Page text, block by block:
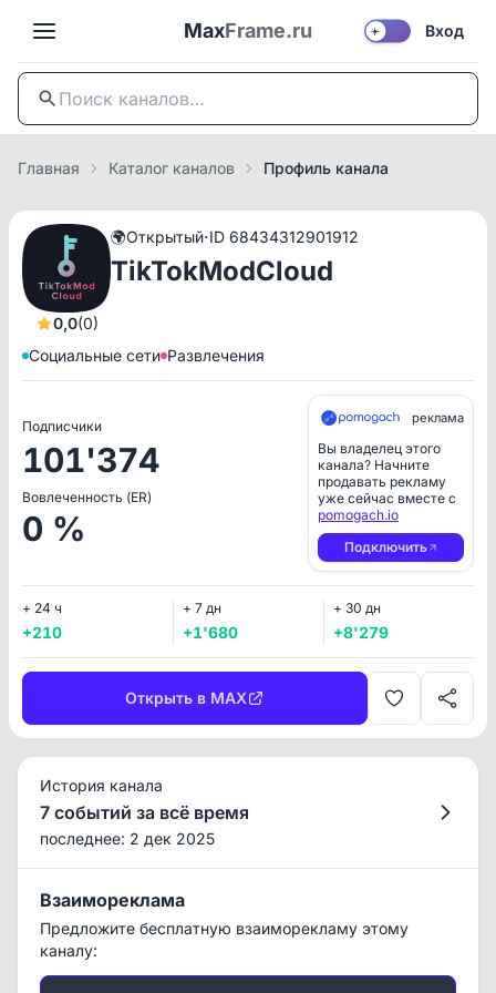
MaxFrame.ru ☀️ Вход
Главная Каталог каналов Профиль канала
0,0(0)
🌍Открытый·ID 68434312901912
TikTokModCloud
Социальные сети Развлечения
Подписчики
101'374
Вовлеченность (ER)
0 %
реклама
Вы владелец этого
канала? Начните
продавать рекламу
уже сейчас вместе с
pomogach.io
Подключить
+ 24 ч
+210
+ 7 дн
+1'680
+ 30 дн
+8'279
Открыть в MAX
История канала
7 событий за всё время
последнее: 2 дек 2025
Взаимореклама
Предложите бесплатную взаиморекламу этому
каналу: